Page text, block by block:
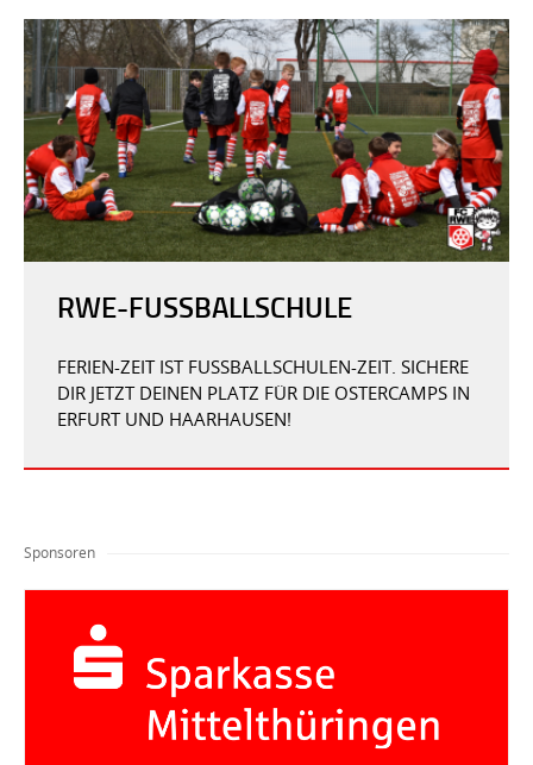
RWE-FUSSBALLSCHULE
FERIEN-ZEIT IST FUSSBALLSCHULEN-ZEIT. SICHERE D
IR JETZT DEINEN PLATZ FÜR DIE OSTERCAMPS IN E
RFURT UND HAARHAUSEN!
Sponsoren